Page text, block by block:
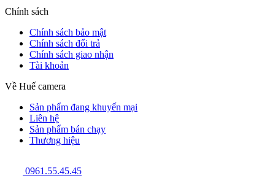
Chính sách
Chính sách bảo mật
Chính sách đổi trả
Chính sách giao nhận
Tài khoản
Về Huế camera
Sản phẩm đang khuyến mại
Liên hệ
Sản phẩm bán chạy
Thương hiệu
0961.55.45.45